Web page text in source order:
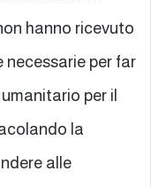
hanno ricevuto
necessarie per far
per il
la
alle